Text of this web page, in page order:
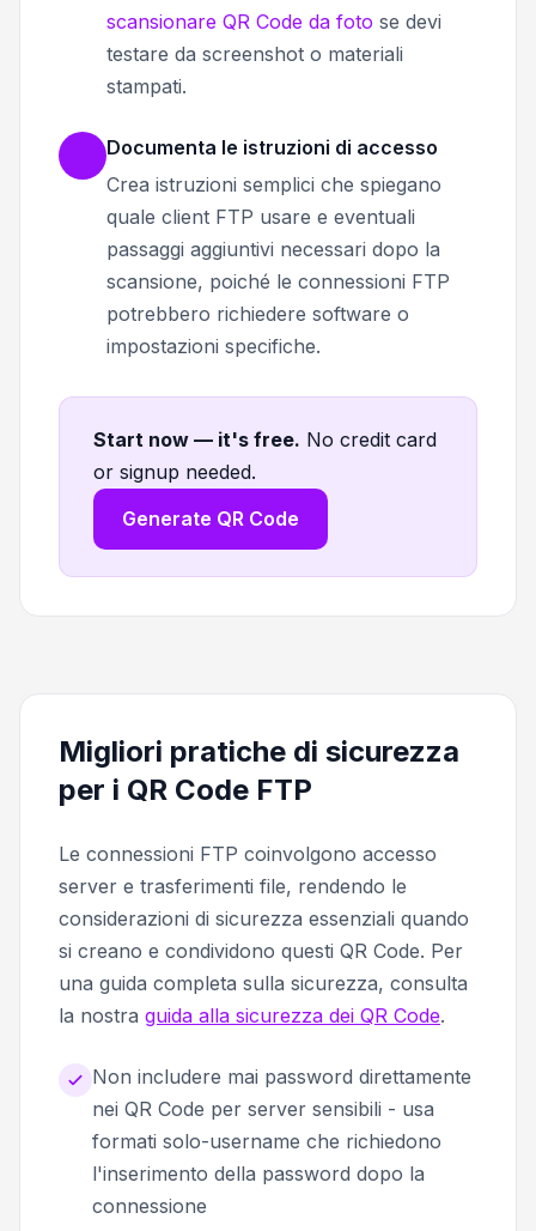
scansionare QR Code da foto se devi
testare da screenshot o materiali
stampati.
Documenta le istruzioni di accesso
Crea istruzioni semplici che spiegano
quale client FTP usare e eventuali
passaggi aggiuntivi necessari dopo la
scansione, poiché le connessioni FTP
potrebbero richiedere software o
impostazioni specifiche.
Start now — it's free. No credit card
or signup needed.
Generate QR Code
Migliori pratiche di sicurezza
per i QR Code FTP
Le connessioni FTP coinvolgono accesso
server e trasferimenti file, rendendo le
considerazioni di sicurezza essenziali quando
si creano e condividono questi QR Code. Per
una guida completa sulla sicurezza, consulta
la nostra guida alla sicurezza dei QR Code.
Non includere mai password direttamente
nei QR Code per server sensibili - usa
formati solo-username che richiedono
l'inserimento della password dopo la
connessione